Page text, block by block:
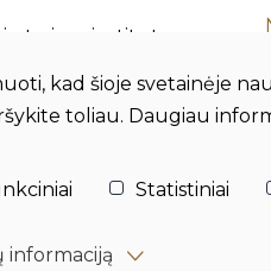
tyrimų institutas
kad šioje svetainėje
toliau. Daugiau
Statistiniai
informaciją